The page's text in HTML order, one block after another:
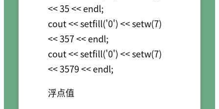
<< 35 << endl;
cout << setfill('0') << setw(7)
<< 357 << endl;
cout << setfill('0') << setw(7)
浮点值